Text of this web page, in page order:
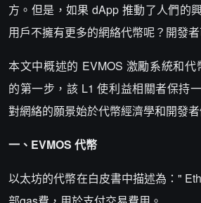
方。但是，如果 dApp 推動了人們的
用戶不擁有更多的網絡代幣呢？開發
本文中概述的 EVMOS 激勵系統和代
的第一步，該 L1 使利益相關者保持
對網絡的願景始於代幣經濟學和開發者
一、EVMOS 代幣
以太坊的代幣在白皮書中描述為："